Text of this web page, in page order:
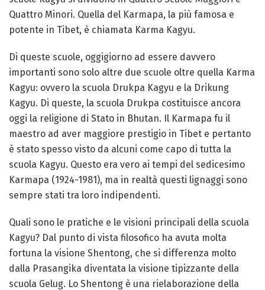
Quattro Minori. Quella del Karmapa, la più famosa e
potente in Tibet, è chiamata Karma Kagyu.
Di queste scuole, oggigiorno ad essere davvero
importanti sono solo altre due scuole oltre quella Karma
Kagyu: ovvero la scuola Drukpa Kagyu e la Drikung
Kagyu. Di queste, la scuola Drukpa costituisce ancora
oggi la religione di Stato in Bhutan. Il Karmapa fu il
maestro ad aver maggiore prestigio in Tibet e pertanto
è stato spesso visto da alcuni come capo di tutta la
scuola Kagyu. Questo era vero ai tempi del sedicesimo
Karmapa (1924-1981), ma in realtà questi lignaggi sono
sempre stati tra loro indipendenti.
Quali sono le pratiche e le visioni principali della scuola
Kagyu? Dal punto di vista filosofico ha avuta molta
fortuna la visione Shentong, che si differenza molto
dalla Prasangika diventata la visione tipizzante della
scuola Gelug. Lo Shentong è una rielaborazione della